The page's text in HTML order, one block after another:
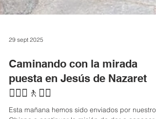
29 sept 2025
Caminando con la mirada